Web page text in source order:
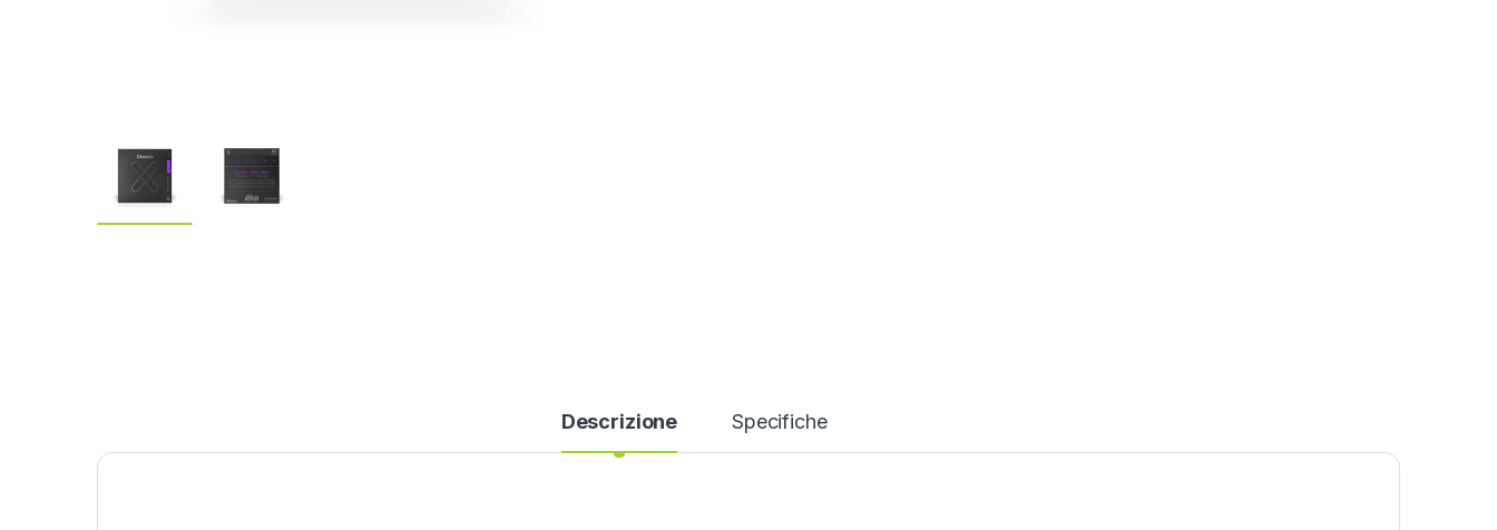
Descrizione Specifiche